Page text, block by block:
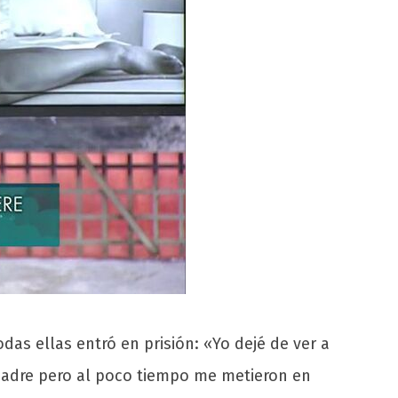
ellas entró en prisión: «Yo dejé de ver a
pero al poco tiempo me metieron en